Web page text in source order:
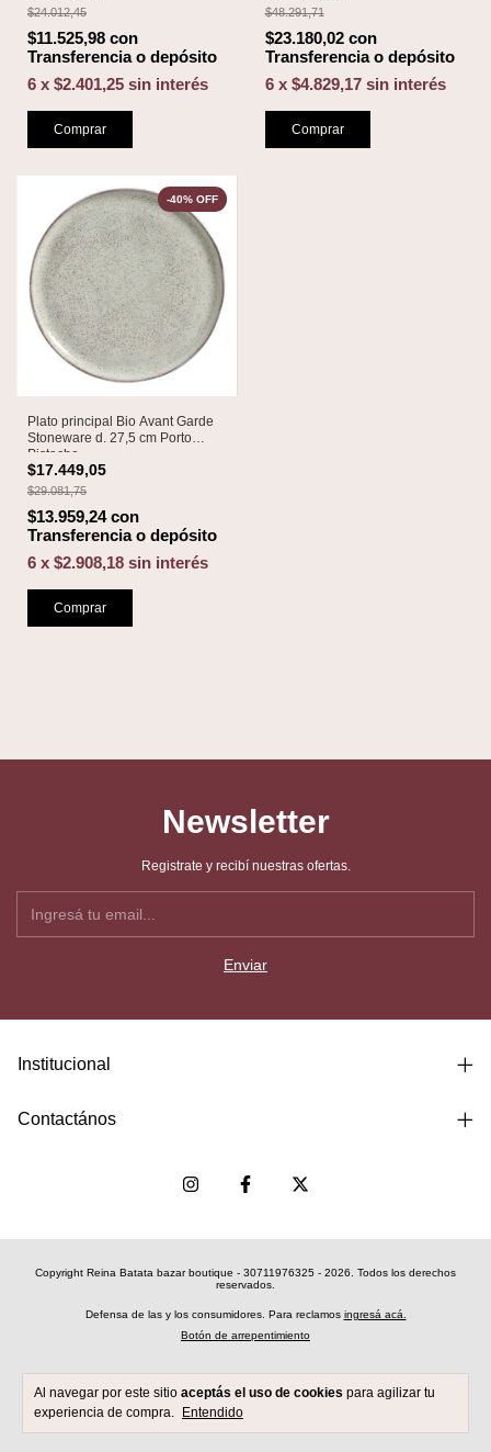
Al navegar por este sitio aceptás el uso de cookies para agilizar tu
experiencia de compra.
Entendido
$24.012,45
$11.525,98 con
Transferencia o depósito
6 x $2.401,25 sin interés
Comprar
$48.291,71
$23.180,02 con
Transferencia o depósito
6 x $4.829,17 sin interés
Comprar
Plato principal Bio Avant Garde
Stoneware d. 27,5 cm Porto
Pistache
$17.449,05
-40% OFF
$29.081,75
$13.959,24con
Transferencia o depósito
6 x $2.908,18 sin interés
Comprar
Newsletter
Registrate y recibí nuestras ofertas.
Institucional
Contactános
Copyright Reina Batata bazar boutique - 30711976325 - 2026. Todos los derechos
reservados.
Defensa de las y los consumidores. Para reclamos ingresá acá.
Botón de arrepentimiento